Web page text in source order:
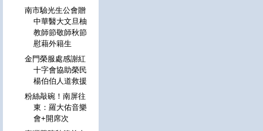
南市驗光生公會贈
中華醫大文旦柚
教師節敬師秋節
慰藉外籍生
金門榮服處感謝紅
十字會協助榮民
楊伯伯人道救援
粉絲敲碗！南屏往
東：羅大佑音樂
會+開席次